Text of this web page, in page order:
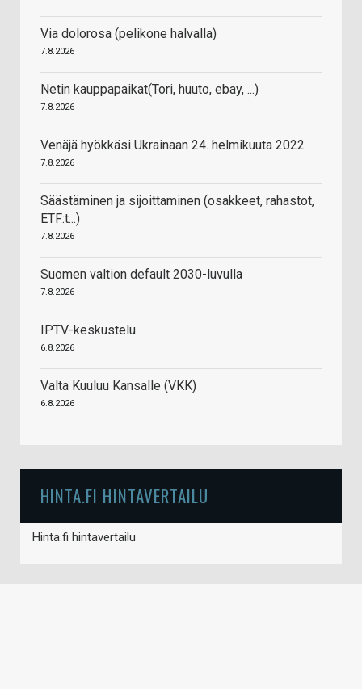
Via dolorosa (pelikone halvalla)
7.8.2026
Netin kauppapaikat(Tori, huuto, ebay, ...)
7.8.2026
Venäjä hyökkäsi Ukrainaan 24. helmikuuta 2022
7.8.2026
Säästäminen ja sijoittaminen (osakkeet, rahastot,
ETF:t...)
7.8.2026
Suomen valtion default 2030-luvulla
7.8.2026
IPTV-keskustelu
6.8.2026
Valta Kuuluu Kansalle (VKK)
6.8.2026
HINTA.FI HINTAVERTAILU
Hinta.fi hintavertailu